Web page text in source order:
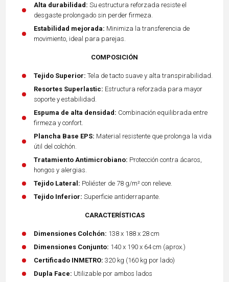
Alta durabilidad: Su estructura reforzada resiste el
desgaste prolongado sin perder firmeza.
Estabilidad mejorada: Minimiza la transferencia de
movimiento, ideal para parejas.
COMPOSICIÓN
Tejido Superior: Tela de tacto suave y alta transpirabilidad.
Resortes Superlastic: Estructura reforzada para mayor
soporte y estabilidad.
Espuma de alta densidad: Combinación equilibrada entre
firmeza y confort.
Plancha Base EPS: Material resistente que prolonga la vida
útil del colchón.
Tratamiento Antimicrobiano: Protección contra ácaros,
hongos y alergias.
Tejido Lateral: Poliéster de 78 g/m² con relieve.
Tejido Inferior: Superficie antiderrapante.
CARACTERÍSTICAS
Dimensiones Colchón: 138 x 188 x 28 cm
Dimensiones Conjunto: 140 x 190 x 64 cm (aprox.)
Certificado INMETRO: 320 kg (160 kg por lado)
Dupla Face: Utilizable por ambos lados